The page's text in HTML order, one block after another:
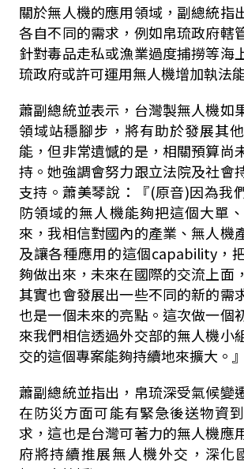
關於無人機的應用領域，副總統指
各自不同的需求，例如帛琉政府轄
針對毒品走私或漁業過度捕撈等海
琉政府或許可運用無人機增加執法
蕭副總統並表示，台灣製無人機如
領域站穩腳步，將有助於發展其
能，但非常遺憾的是，相關預算尚
持。她強調會努力跟立法院及社會
支持。蕭美琴說：『(原音)因為我
防領域的無人機能夠把這個大單
來，我相信對國內的產業、無人機
及讓各種應用的這個capability，
夠做出來，未來在國際的交流上面
其實也會發展出一些不同的新的需
也是一個未來的亮點。這次做一個
來我們相信透過外交部的無人機小
交的這個專案能夠持續地來擴大。』
蕭副總統並指出，帛琉深受氣候變
在防災方面可能有緊急後送物資
求，這也是台灣可著力的無人機應
府將持續推展無人機外交，深化